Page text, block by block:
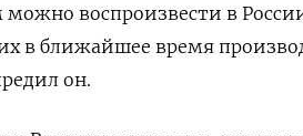
можно воспроизвести в
в ближайшее время
он.